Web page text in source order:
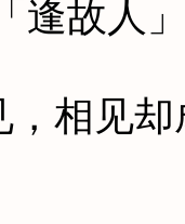
故人
见却